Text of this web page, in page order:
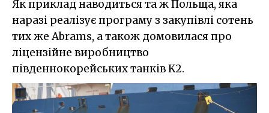
Як приклад наводиться та ж Польща, яка
наразі реалізує програму з закупівлі сотень
тих же Abrams, а також домовилася про
ліцензійне виробництво
південнокорейських танків K2.